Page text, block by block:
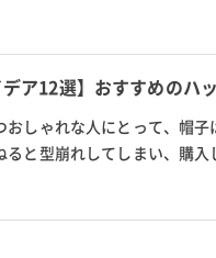
けてみると、なんだ...
デア12選】おすすめのハ
おしゃれな人にとって、帽
と型崩れしてしまい、購
を防ぎながらおしゃ...